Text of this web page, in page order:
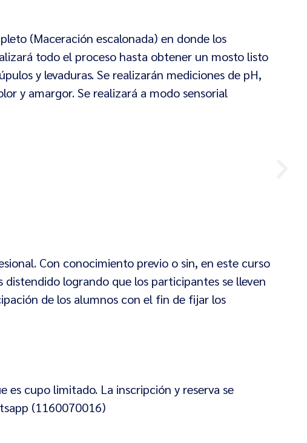
(Maceración escalonada) en donde los
todo el proceso hasta obtener un mosto listo
y levaduras. Se realizarán mediciones de pH,
y amargor. Se realizará a modo sensorial
Con conocimiento previo o sin, en este curso
logrando que los participantes se lleven
de los alumnos con el fin de fijar los
es cupo limitado. La inscripción y reserva se
(1160070016)